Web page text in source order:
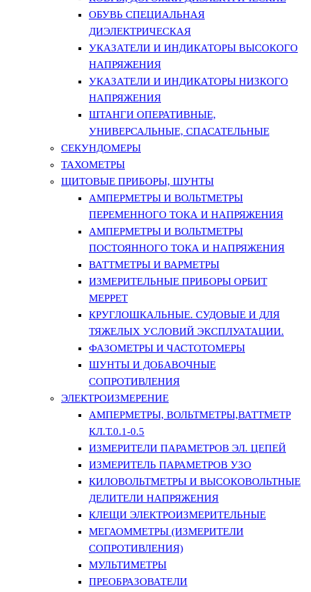
ОБУВЬ СПЕЦИАЛЬНАЯ
ДИЭЛЕКТРИЧЕСКАЯ
УКАЗАТЕЛИ И ИНДИКАТОРЫ ВЫСОКОГО
НАПРЯЖЕНИЯ
УКАЗАТЕЛИ И ИНДИКАТОРЫ НИЗКОГО
НАПРЯЖЕНИЯ
ШТАНГИ ОПЕРАТИВНЫЕ,
УНИВЕРСАЛЬНЫЕ, СПАСАТЕЛЬНЫЕ
СЕКУНДОМЕРЫ
ТАХОМЕТРЫ
ЩИТОВЫЕ ПРИБОРЫ, ШУНТЫ
АМПЕРМЕТРЫ И ВОЛЬТМЕТРЫ
ПЕРЕМЕННОГО ТОКА И НАПРЯЖЕНИЯ
АМПЕРМЕТРЫ И ВОЛЬТМЕТРЫ
ПОСТОЯННОГО ТОКА И НАПРЯЖЕНИЯ
ВАТТМЕТРЫ И ВАРМЕТРЫ
ИЗМЕРИТЕЛЬНЫЕ ПРИБОРЫ ОРБИТ
МЕРРЕТ
КРУГЛОШКАЛЬНЫЕ. СУДОВЫЕ И ДЛЯ
ТЯЖЕЛЫХ УСЛОВИЙ ЭКСПЛУАТАЦИИ.
ФАЗОМЕТРЫ И ЧАСТОТОМЕРЫ
ШУНТЫ И ДОБАВОЧНЫЕ
СОПРОТИВЛЕНИЯ
ЭЛЕКТРОИЗМЕРЕНИЕ
АМПЕРМЕТРЫ, ВОЛЬТМЕТРЫ,ВАТТМЕТР
КЛ.Т.0.1-0.5
ИЗМЕРИТЕЛИ ПАРАМЕТРОВ ЭЛ. ЦЕПЕЙ
ИЗМЕРИТЕЛЬ ПАРАМЕТРОВ УЗО
КИЛОВОЛЬТМЕТРЫ И ВЫСОКОВОЛЬТНЫЕ
ДЕЛИТЕЛИ НАПРЯЖЕНИЯ
КЛЕЩИ ЭЛЕКТРОИЗМЕРИТЕЛЬНЫЕ
МЕГАОММЕТРЫ (ИЗМЕРИТЕЛИ
СОПРОТИВЛЕНИЯ)
МУЛЬТИМЕТРЫ
ПРЕОБРАЗОВАТЕЛИ